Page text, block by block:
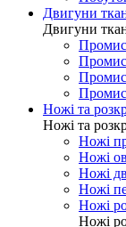
Двигуни
Двигуни
Ножі та
Ножі та
Ножі
Ножі
Ножі
Ножі
Ножі
Ножі